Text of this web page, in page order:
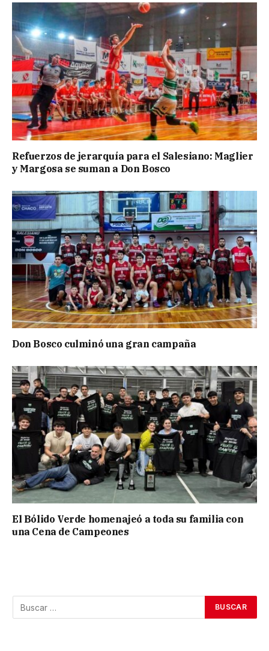
Refuerzos de jerarquía para el Salesiano: Maglier
y Margosa se suman a Don Bosco
Don Bosco culminó una gran campaña
El Bólido Verde homenajeó a toda su familia con
una Cena de Campeones